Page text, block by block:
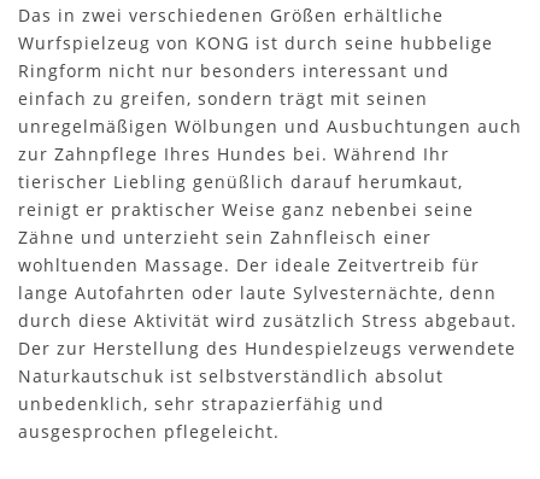
Das in zwei verschiedenen Größen erhältliche
Wurfspielzeug von KONG ist durch seine hubbelige
Ringform nicht nur besonders interessant und
einfach zu greifen, sondern trägt mit seinen
unregelmäßigen Wölbungen und Ausbuchtungen auch
zur Zahnpflege Ihres Hundes bei. Während Ihr
tierischer Liebling genüßlich darauf herumkaut,
reinigt er praktischer Weise ganz nebenbei seine
Zähne und unterzieht sein Zahnfleisch einer
wohltuenden Massage. Der ideale Zeitvertreib für
lange Autofahrten oder laute Sylvesternächte, denn
durch diese Aktivität wird zusätzlich Stress abgebaut.
Der zur Herstellung des Hundespielzeugs verwendete
Naturkautschuk ist selbstverständlich absolut
unbedenklich, sehr strapazierfähig und
ausgesprochen pflegeleicht.